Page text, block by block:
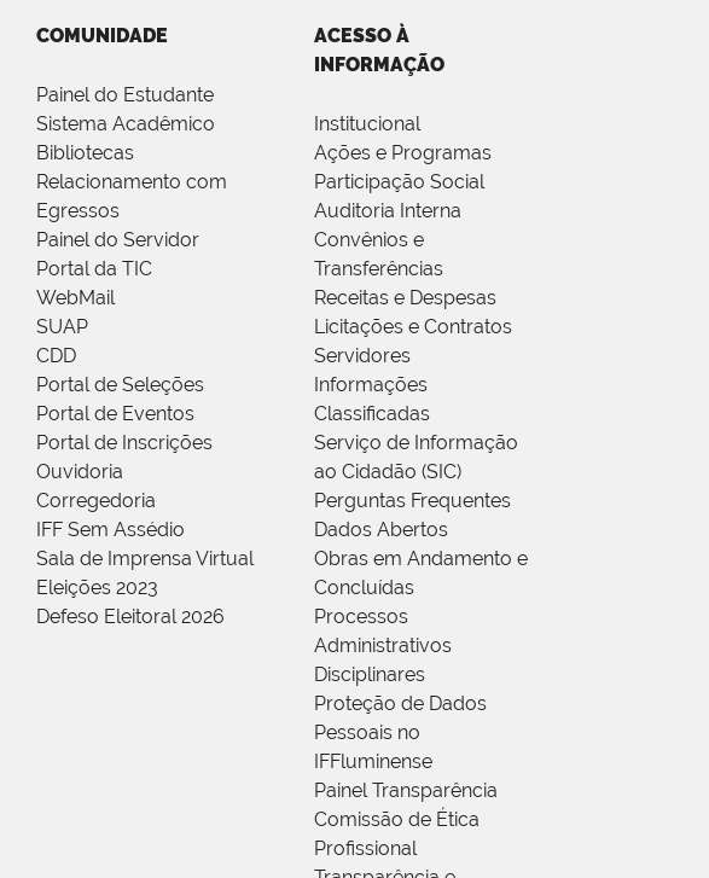
COMUNIDADE
Painel do Estudante
Sistema Acadêmico
Bibliotecas
Relacionamento com
Egressos
Painel do Servidor
Portal da TIC
WebMail
SUAP
CDD
Portal de Seleções
Portal de Eventos
Portal de Inscrições
Ouvidoria
Corregedoria
IFF Sem Assédio
Sala de Imprensa Virtual
Eleições 2023
Defeso Eleitoral 2026
ACESSO À
INFORMAÇÃO
Institucional
Ações e Programas
Participação Social
Auditoria Interna
Convênios e
Transferências
Receitas e Despesas
Licitações e Contratos
Servidores
Informações
Classificadas
Serviço de Informação
ao Cidadão (SIC)
Perguntas Frequentes
Dados Abertos
Obras em Andamento e
Concluídas
Processos
Administrativos
Disciplinares
Proteção de Dados
Pessoais no
IFFluminense
Painel Transparência
Comissão de Ética
Profissional